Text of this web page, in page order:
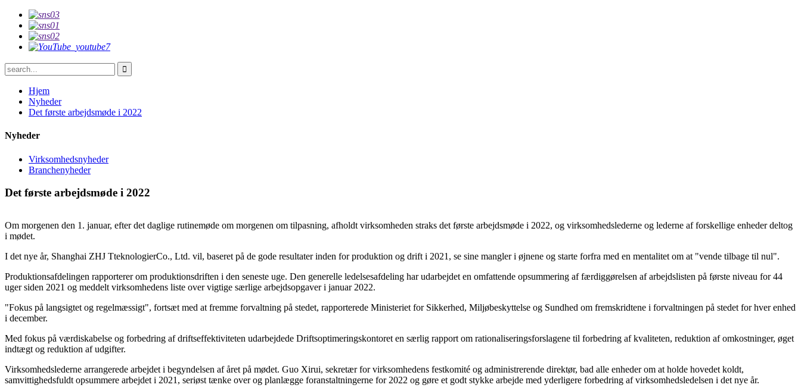
Hjem
Nyheder
Det første arbejdsmøde i 2022
Nyheder
Virksomhedsnyheder
Branchenyheder
Det første arbejdsmøde i 2022
Om morgenen den 1. januar, efter det daglige rutinemøde om morgenen om tilpasning, afholdt virksomheden straks det første arbejdsmøde i 2022, og virksomhedslederne og lederne af forskellige enheder deltog
i mødet.
I det nye år, Shanghai ZHJ TteknologierCo., Ltd. vil, baseret på de gode resultater inden for produktion og drift i 2021, se sine mangler i øjnene og starte forfra med en mentalitet om at "vende tilbage til nul".
Produktionsafdelingen rapporterer om produktionsdriften i den seneste uge. Den generelle ledelsesafdeling har udarbejdet en omfattende opsummering af færdiggørelsen af ​​arbejdslisten på første niveau for 44
uger siden 2021 og meddelt virksomhedens liste over vigtige særlige arbejdsopgaver i januar 2022.
"Fokus på langsigtet og regelmæssigt", fortsæt med at fremme forvaltning på stedet, rapporterede Ministeriet for Sikkerhed, Miljøbeskyttelse og Sundhed om fremskridtene i forvaltningen på stedet for hver enhed
i december.
Med fokus på værdiskabelse og forbedring af driftseffektiviteten udarbejdede Driftsoptimeringskontoret en særlig rapport om rationaliseringsforslagene til forbedring af kvaliteten, reduktion af omkostninger, øget
indtægt og reduktion af udgifter.
Virksomhedslederne arrangerede arbejdet i begyndelsen af ​​året på mødet. Guo Xirui, sekretær for virksomhedens festkomité og administrerende direktør, bad alle enheder om at holde hovedet koldt,
samvittighedsfuldt opsummere arbejdet i 2021, seriøst tænke over og planlægge foranstaltningerne for 2022 og gøre et godt stykke arbejde med yderligere forbedring af virksomhedsledelsen i det nye år.